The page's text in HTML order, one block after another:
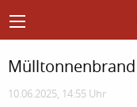
Mülltonnenbrand
10.06.2025, 14:55 Uhr